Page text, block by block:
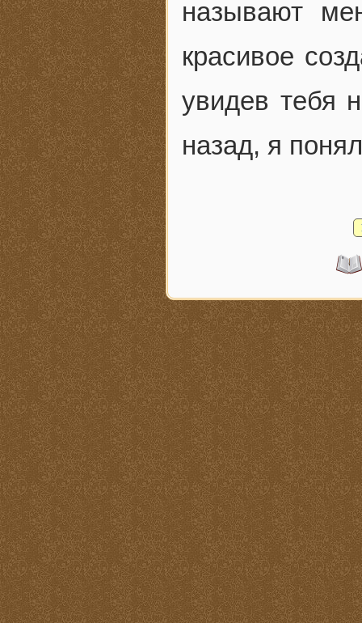
называют
красивое
увидев тебя
назад, я